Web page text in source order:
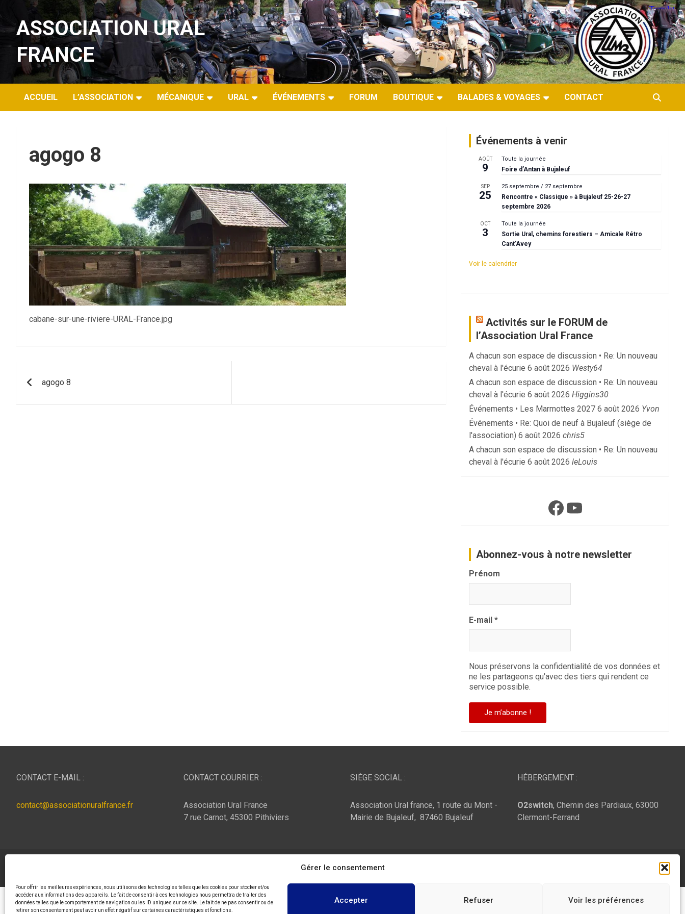
Gérer le consentement
Pour offrir les meilleures expériences, nous utilisons des technologies telles que les cookies pour stocker et/ou
accéder aux informations des appareils. Le fait de consentir à ces technologies nous permettra de traiter des
données telles que le comportement de navigation ou les ID uniques sur ce site. Le fait de ne pas consentir ou de
retirer son consentement peut avoir un effet négatif sur certaines caractéristiques et fonctions.
Accepter Refuser Voir les préférences
au
contenuASSOCIATION URAL
FRANCE
ACCUEIL L’ASSOCIATION MÉCANIQUE URAL ÉVÉNEMENTS FORUM BOUTIQUE BALADES & VOYAGES CONTACT
agogo 8
cabane-sur-une-riviere-URAL-France.jpg
de
l’article
agogo 8
Événements à venir
AOÛT
9
Toute la journée
Foire d’Antan à Bujaleuf
SEP
25
25 septembre / 27 septembre
Rencontre « Classique » à Bujaleuf 25-26-27
septembre 2026
OCT
3
Toute la journée
Sortie Ural, chemins forestiers – Amicale Rétro
Cant’Avey
Voir le calendrier
Activités sur le FORUM de
l’Association Ural France
A chacun son espace de discussion • Re: Un nouveau
cheval à l'écurie 6 août 2026 Westy64
A chacun son espace de discussion • Re: Un nouveau
cheval à l'écurie 6 août 2026 Higgins30
Événements • Les Marmottes 2027 6 août 2026 Yvon
Événements • Re: Quoi de neuf à Bujaleuf (siège de
l'association) 6 août 2026 chris5
A chacun son espace de discussion • Re: Un nouveau
cheval à l'écurie 6 août 2026 leLouis
Facebook
YouTube
Abonnez-vous à notre newsletter
Prénom
E-mail*
Nous préservons la confidentialité de vos données et
ne les partageons qu'avec des tiers qui rendent ce
service possible.
CONTACT E-MAIL :
contact@associationuralfrance.fr
CONTACT COURRIER :
Association Ural France
7 rue Carnot, 45300 Pithiviers
SIÈGE SOCIAL :
Association Ural france, 1 route du Mont -
Mairie de Bujaleuf, 87460 Bujaleuf
HÉBERGEMENT :
O2switch, Chemin des Pardiaux, 63000
Clermont-Ferrand
Fièrement propulsé par :